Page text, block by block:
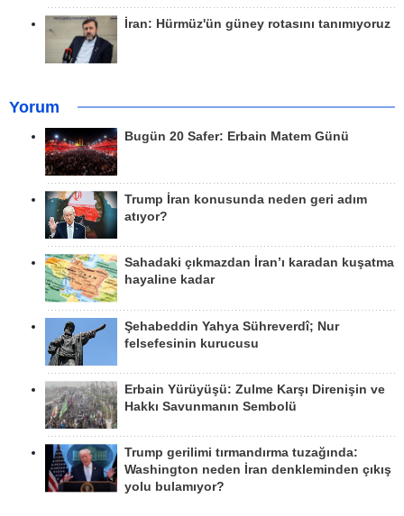
İran: Hürmüz'ün güney rotasını tanımıyoruz
Yorum
Bugün 20 Safer: Erbain Matem Günü
Trump İran konusunda neden geri adım
atıyor?
Sahadaki çıkmazdan İran’ı karadan kuşatma
hayaline kadar
Şehabeddin Yahya Sühreverdî; Nur
felsefesinin kurucusu
Erbain Yürüyüşü: Zulme Karşı Direnişin ve
Hakkı Savunmanın Sembolü
Trump gerilimi tırmandırma tuzağında:
Washington neden İran denkleminden çıkış
yolu bulamıyor?